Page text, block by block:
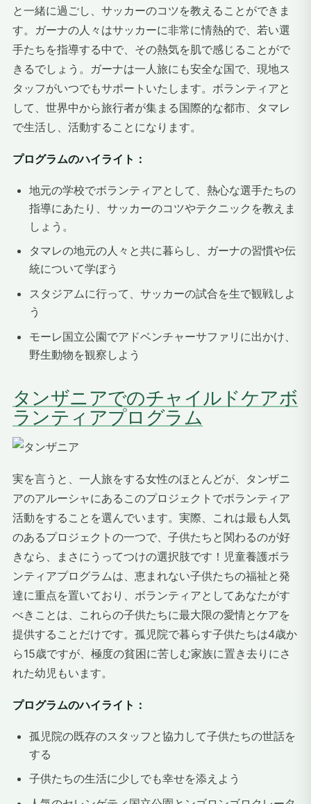
と一緒に過ごし、サッカーのコツを教えることができま
す。ガーナの人々はサッカーに非常に情熱的で、若い選
手たちを指導する中で、その熱気を肌で感じることがで
きるでしょう。ガーナは一人旅にも安全な国で、現地ス
タッフがいつでもサポートいたします。ボランティアと
して、世界中から旅行者が集まる国際的な都市、タマレ
で生活し、活動することになります。
プログラムのハイライト：
地元の学校でボランティアとして、熱心な選手たちの
指導にあたり、サッカーのコツやテクニックを教えま
しょう。
タマレの地元の人々と共に暮らし、ガーナの習慣や伝
統について学ぼう
スタジアムに行って、サッカーの試合を生で観戦しよ
う
モーレ国立公園でアドベンチャーサファリに出かけ、
野生動物を観察しよう
タンザニアでのチャイルドケアボ
ランティアプログラム
実を言うと、一人旅をする女性のほとんどが、タンザニ
アのアルーシャにあるこのプロジェクトでボランティア
活動をすることを選んでいます。実際、これは最も人気
のあるプロジェクトの一つで、子供たちと関わるのが好
きなら、まさにうってつけの選択肢です！児童養護ボラ
ンティアプログラムは、恵まれない子供たちの福祉と発
達に重点を置いており、ボランティアとしてあなたがす
べきことは、これらの子供たちに最大限の愛情とケアを
提供することだけです。孤児院で暮らす子供たちは4歳か
ら15歳ですが、極度の貧困に苦しむ家族に置き去りにさ
れた幼児もいます。
プログラムのハイライト：
孤児院の既存のスタッフと協力して子供たちの世話を
する
子供たちの生活に少しでも幸せを添えよう